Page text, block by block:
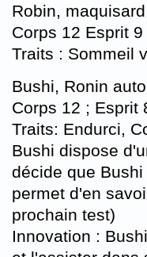
Robin,
Corps 12 Esprit 9
Traits : Sommeil
Bushi, Ronin
Corps 12 ; Esprit
Traits: Endurci,
Bushi dispose
décide que
permet d'en
prochain test)
Innovation :